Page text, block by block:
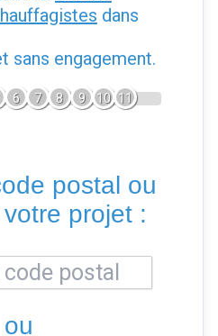
dans
sans engagement.
6 7 8 9 10 11
postal ou
projet :
ou